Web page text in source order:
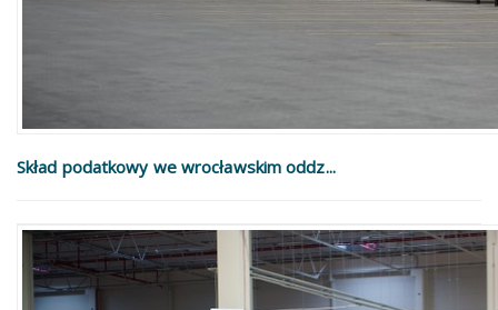
Skład podatkowy we wrocławskim oddz...